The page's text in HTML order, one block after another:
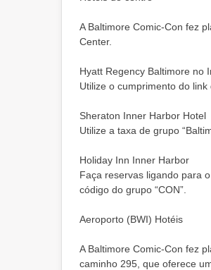
A Baltimore Comic-Con fez
Center.
Hyatt Regency Baltimore no
Utilize o cumprimento do
Sheraton Inner Harbor Hotel
Utilize a taxa de grupo
Holiday Inn Inner Harbor
Faça reservas ligando para
código do grupo “CON”.
Aeroporto (BWI) Hotéis
A Baltimore Comic-Con fez
caminho 295, que oferece